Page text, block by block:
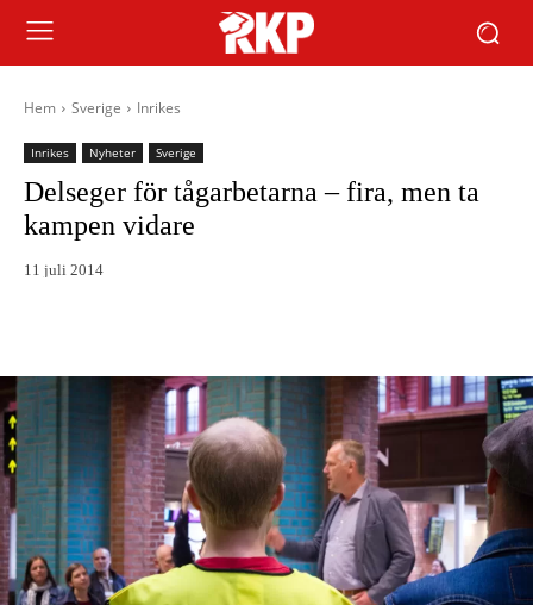
Hem Sverige Inrikes
Inrikes Nyheter Sverige
Delseger för tågarbetarna – fira, men ta
kampen vidare
11 juli 2014